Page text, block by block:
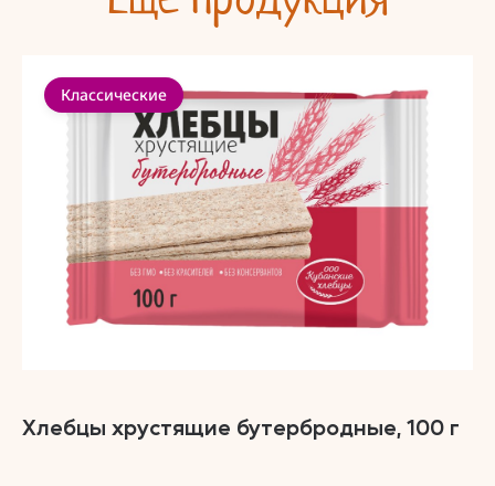
Классические
Хлебцы хрустящие бутербродные, 100 г